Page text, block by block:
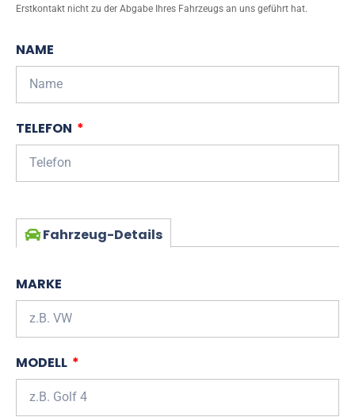
Erstkontakt nicht zu der Abgabe Ihres Fahrzeugs an uns geführt hat.
NAME
TELEFON
Fahrzeug-Details
MARKE
MODELL